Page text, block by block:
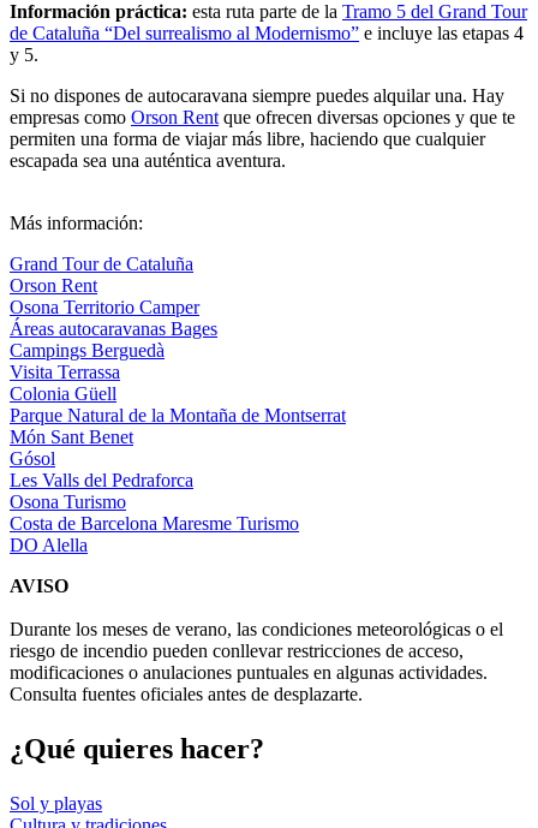
Información práctica: esta ruta parte de la Tramo 5 del Grand Tour
de Cataluña “Del surrealismo al Modernismo” e incluye las etapas 4
y 5.
Si no dispones de autocaravana siempre puedes alquilar una. Hay
empresas como Orson Rent que ofrecen diversas opciones y que te
permiten una forma de viajar más libre, haciendo que cualquier
escapada sea una auténtica aventura.
Más información:
Grand Tour de Cataluña
Orson Rent
Osona Territorio Camper
Áreas autocaravanas Bages
Campings Berguedà
Visita Terrassa
Colonia Güell
Parque Natural de la Montaña de Montserrat
Món Sant Benet
Gósol
Les Valls del Pedraforca
Osona Turismo
Costa de Barcelona Maresme Turismo
DO Alella
AVISO
Durante los meses de verano, las condiciones meteorológicas o el
riesgo de incendio pueden conllevar restricciones de acceso,
modificaciones o anulaciones puntuales en algunas actividades.
Consulta fuentes oficiales antes de desplazarte.
¿Qué quieres hacer?
Sol y playas